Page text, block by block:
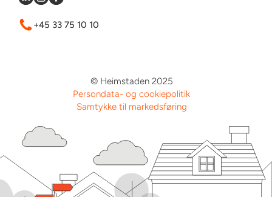
+45 33 75 10 10
© Heimstaden 2025
Persondata- og cookiepolitik
Samtykke til markedsføring